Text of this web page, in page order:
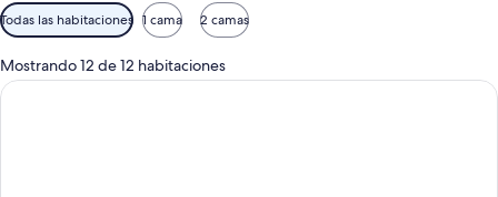
Filtros
disponibles
para
las
Todas las habitaciones 1 cama 2 camas
Mostrando 12 de 12 habitaciones